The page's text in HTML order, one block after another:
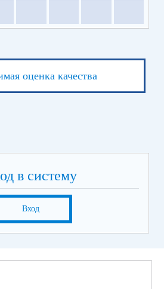
оценка качества
в систему
Вход